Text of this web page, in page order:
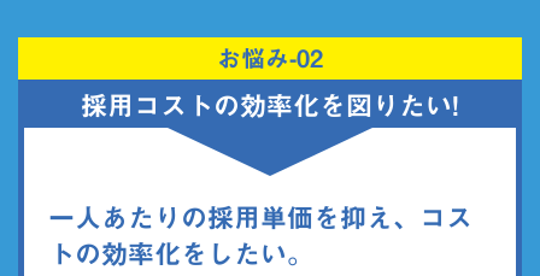
お悩み-02
採用コストの効率化を図りたい!
一人あたりの採用単価を抑え、コス
トの効率化をしたい。